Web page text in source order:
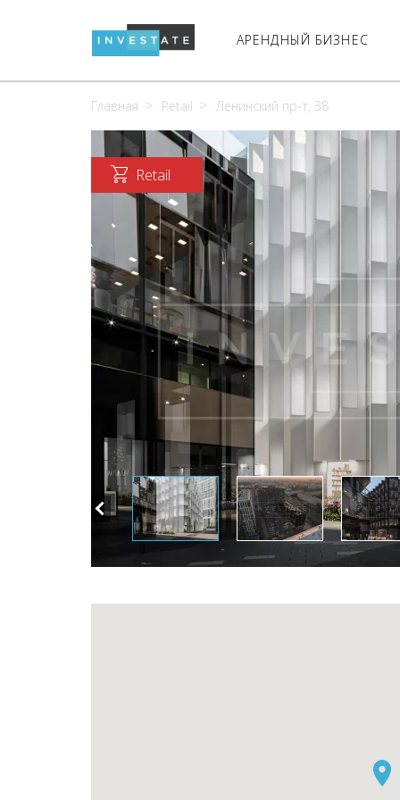
АРЕНДНЫЙ БИЗНЕС
Главная Retail Ленинский пр-т, 38
Retail